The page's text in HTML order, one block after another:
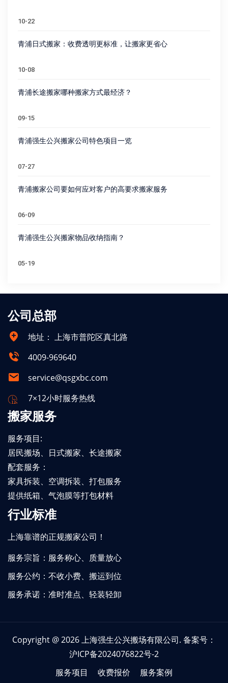
10-22
青浦日式搬家：收费透明更标准，让搬家更省心
10-08
青浦长途搬家哪种搬家方式最经济？
09-15
青浦强生公兴搬家公司特色项目一览
07-27
青浦搬家公司要如何应对客户的高要求搬家服务
06-09
青浦强生公兴搬家物品收纳指南？
05-19
公司总部
地址： 上海市普陀区真北路
4009-969640
service@qsgxbc.com
7×12小时服务热线
搬家服务
服务项目:
居民搬场、日式搬家、长途搬家
配套服务：
家具拆装、空调拆装、打包服务
提供纸箱、气泡膜等打包材料
行业标准
上海靠谱的正规搬家公司！
服务宗旨：服务称心、质量放心
服务公约：不收小费、搬运到位
服务承诺：准时准点、轻装轻卸
Copyright @ 2026上海强生公兴搬场有限公司. 备案号：
沪ICP备2024076822号-2
服务项目
收费报价 服务案例